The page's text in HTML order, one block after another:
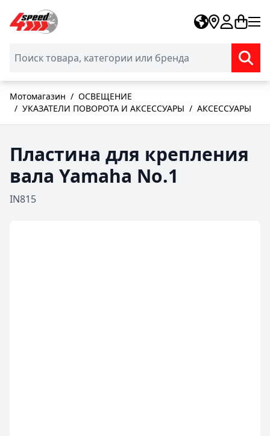
Skip to Content
Мотомагазин / ОСВЕЩЕНИЕ
/ УКАЗАТЕЛИ ПОВОРОТА И АКСЕССУАРЫ / АКСЕССУАРЫ
Пластина для крепления
вала Yamaha No.1
IN815